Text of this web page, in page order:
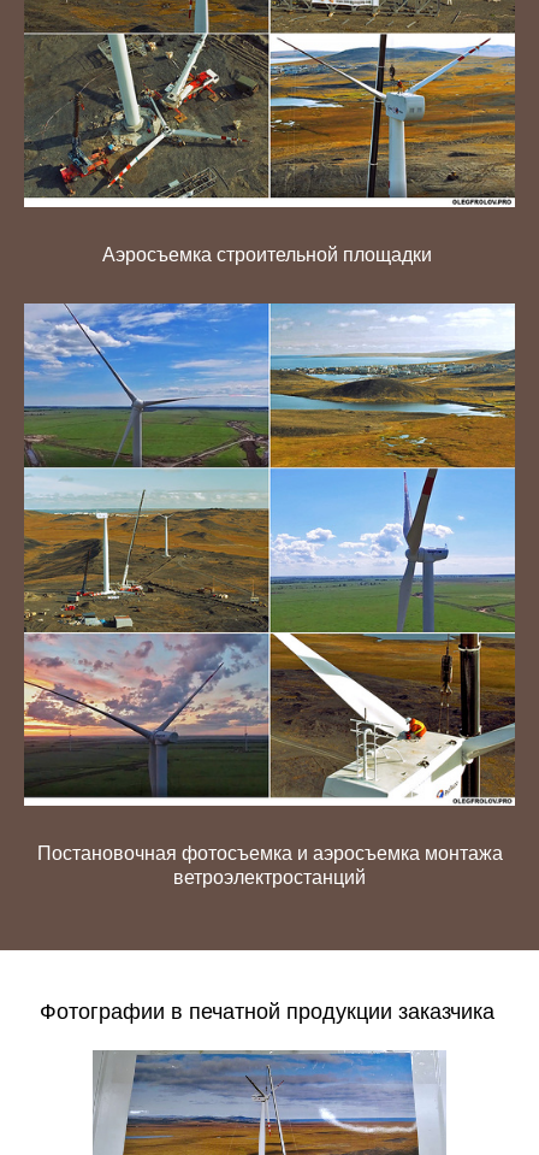
Аэросъемка строительной площадки
Постановочная фотосъемка и аэросъемка монтажа
ветроэлектростанций
Фотографии в печатной продукции заказчика